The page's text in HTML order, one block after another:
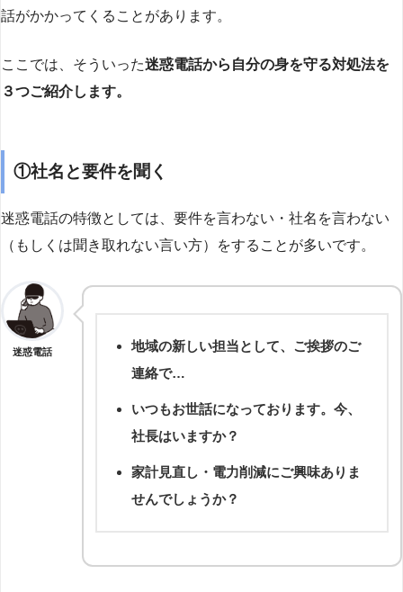
話がかかってくることがあります。
ここでは、そういった迷惑電話から自分の身を守る対処法を
３つご紹介します。
①社名と要件を聞く
迷惑電話の特徴としては、要件を言わない・社名を言わない
（もしくは聞き取れない言い方）をすることが多いです。
迷惑電話
地域の新しい担当として、ご挨拶のご
連絡で…
いつもお世話になっております。今、
社長はいますか？
家計見直し・電力削減にご興味ありま
せんでしょうか？